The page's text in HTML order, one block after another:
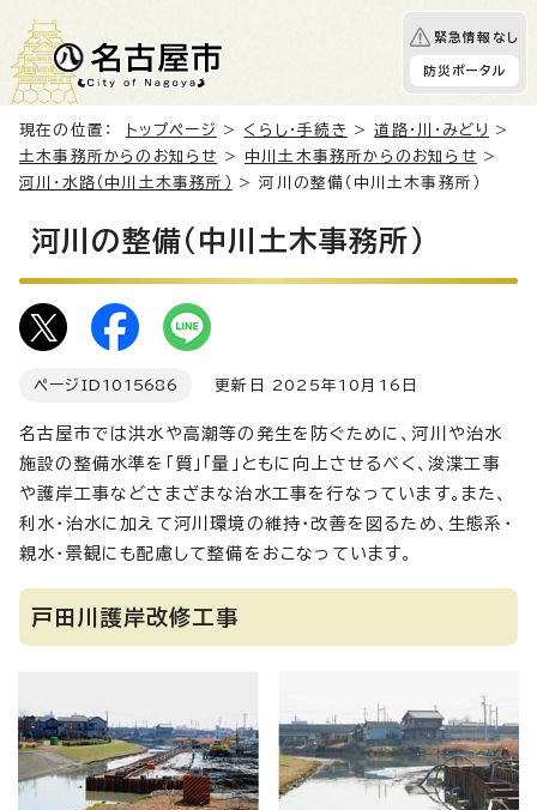
緊急情報なし
防災ポータル
現在の位置： トップページ > くらし・手続き >道路・川・みどり
>
土木事務所からのお知らせ
> 中川土木事務所からのお知らせ >
河川・水路（中川土木事務所）
> 河川の整備（中川土木事務所）
河川の整備（中川土木事務所）
ページID 1015686 更新日 2025年10月16日
名古屋市では洪水や高潮等の発生を防ぐために、河川や治水
施設の整備水準を「質」「量」ともに向上させるべく、浚渫工事
や護岸工事などさまざまな治水工事を行なっています。また、
利水・治水に加えて河川環境の維持・改善を図るため、生態系・
親水・景観にも配慮して整備をおこなっています。
戸田川護岸改修工事